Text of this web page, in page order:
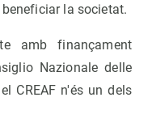
la societat.
amb finançament
Nazionale delle
CREAF n'és un dels